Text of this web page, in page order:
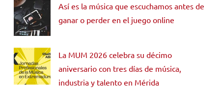
Así es la música que escuchamos antes de
ganar o perder en el juego online
La MUM 2026 celebra su décimo
aniversario con tres días de música,
industria y talento en Mérida